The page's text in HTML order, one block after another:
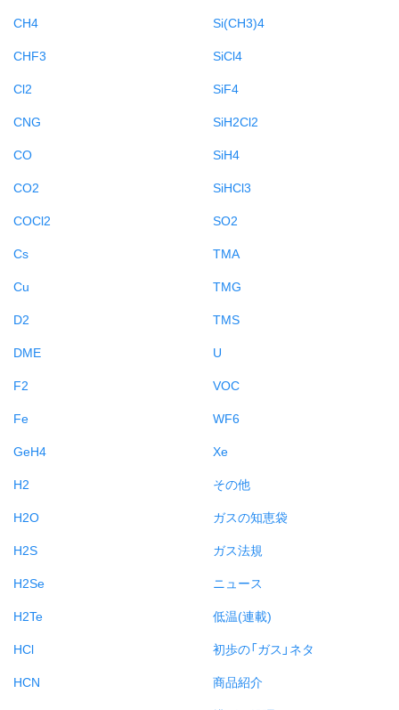
CH4
CHF3
Cl2
CNG
CO
CO2
COCl2
Cs
Cu
D2
DME
F2
Fe
GeH4
H2
H2O
H2S
H2Se
H2Te
HCl
HCN
Si(CH3)4
SiCl4
SiF4
SiH2Cl2
SiH4
SiHCl3
SO2
TMA
TMG
TMS
U
VOC
WF6
Xe
その他
ガスの知恵袋
ガス法規
ニュース
低温(連載)
初歩の「ガス」ネタ
商品紹介